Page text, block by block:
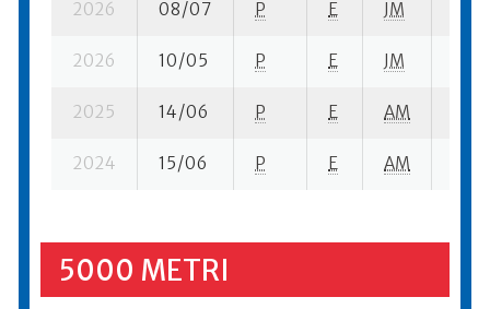
2026 08/07 P E JM
2026 10/05 P E JM
2025 14/06 P E AM
2024 15/06 P E AM
5000 METRI